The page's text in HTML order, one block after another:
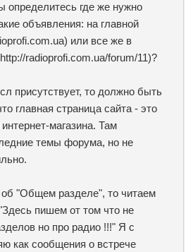
определитесь где же нужно
объявления: на главной
или все же в
radioprofi.com.ua/forum/11)?
присутствует, то должно быть
главная страница сайта - это
магазина. Там
темы форума, но не
"Общем разделе", то читаем
пишем от том что не
но про радио !!!" Я с
как сообщения о встрече